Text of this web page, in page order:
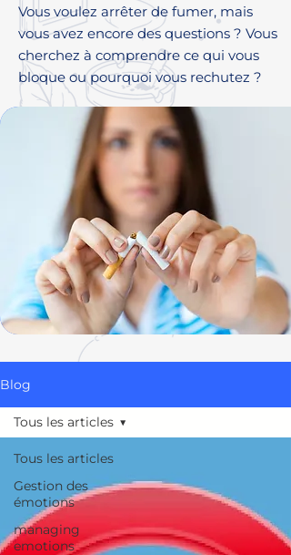
Vous voulez arrêter de fumer, mais
vous avez encore des questions ? Vous
cherchez à comprendre ce qui vous
bloque ou pourquoi vous rechutez ?
Blog
Tous les articles
Gestion des
émotions
managing
emotions
Tous les articles